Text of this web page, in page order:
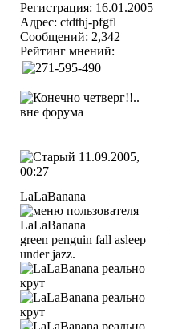
Регистрация: 16.01.2005
Адрес: ctdthj-pfgfl
Сообщений: 2,342
Рейтинг мнений:
11.09.2005,
00:27
LaLaBanana
green penguin fall asleep
under jazz.